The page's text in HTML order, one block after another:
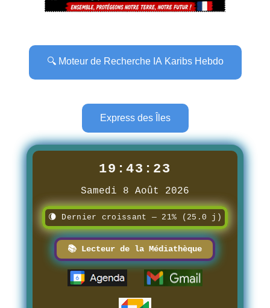
🔍 Moteur de Recherche IA Karibs Hebdo
Express des Îles
19:43:25
Samedi 8 Août 2026
🌘 Dernier croissant — 21% (25.0 j)
📚 Lecteur de la Médiathèque